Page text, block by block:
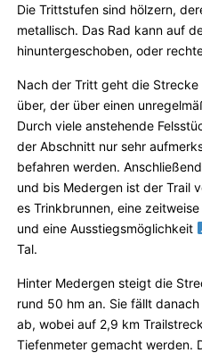
Die Trittstufen sind hölzern,
metallisch. Das Rad kann auf
hinuntergeschoben, oder
Nach der Tritt geht die Strecke
über, der über einen
Durch viele anstehende
der Abschnitt nur sehr
befahren werden.
und bis Medergen ist der Trail
es Trinkbrunnen, eine
und eine Ausstiegsmöglichkeit
Tal.
Hinter Medergen steigt die
rund 50 hm an. Sie fällt
ab, wobei auf 2,9 km
Tiefenmeter gemacht werden.